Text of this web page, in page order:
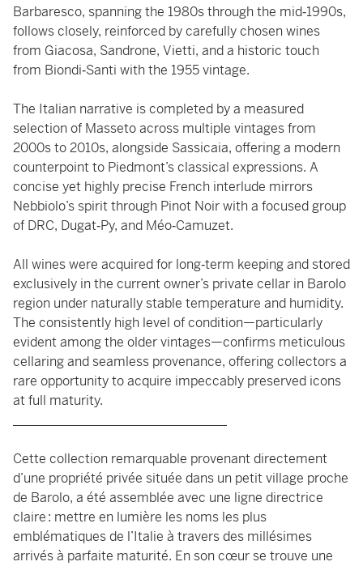
Barbaresco, spanning the 1980s through the mid‑1990s,
follows closely, reinforced by carefully chosen wines
from Giacosa, Sandrone, Vietti, and a historic touch
from Biondi‑Santi with the 1955 vintage.
The Italian narrative is completed by a measured
selection of Masseto across multiple vintages from
2000s to 2010s, alongside Sassicaia, offering a modern
counterpoint to Piedmont’s classical expressions. A
concise yet highly precise French interlude mirrors
Nebbiolo’s spirit through Pinot Noir with a focused group
of DRC, Dugat‑Py, and Méo‑Camuzet.
All wines were acquired for long‑term keeping and stored
exclusively in the current owner’s private cellar in Barolo
region under naturally stable temperature and humidity.
The consistently high level of condition—particularly
evident among the older vintages—confirms meticulous
cellaring and seamless provenance, offering collectors a
rare opportunity to acquire impeccably preserved icons
at full maturity.
Cette collection remarquable provenant directement
d’une propriété privée située dans un petit village proche
de Barolo, a été assemblée avec une ligne directrice
claire : mettre en lumière les noms les plus
emblématiques de l’Italie à travers des millésimes
arrivés à parfaite maturité. En son cœur se trouve une